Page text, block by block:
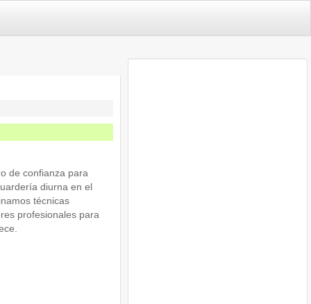
de confianza para
diurna en el
técnicas
profesionales para